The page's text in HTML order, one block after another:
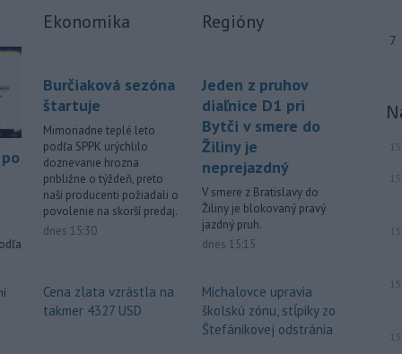
pred silným vetrom.
Ekonomika
Burčiaková sezóna
štartuje
Mimoriadne teplé leto
podľa SPPK urýchlilo
dozrievanie hrozna
približne o týždeň, preto
naši producenti požiadali o
povolenie na skorší predaj.
dnes 15:30
Cena zlata vzrástla na
takmer 4327 USD
Regióny
Jeden z pruhov
diaľnice D1 pri
Bytči v smere do
Žiliny je
neprejazdný
V smere z Bratislavy do
Žiliny je blokovaný pravý
jazdný pruh.
dnes 15:15
Michalovce upravia
školskú zónu, stĺpiky zo
Štefánikovej odstránia
7